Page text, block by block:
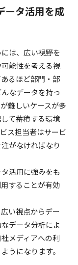
ータ活用を成
は、広い視野を
能性を考える視
るほど部門・部
なデータを持っ
難しいケースが多
て蓄積する環境
ス担当者はサービ
がなければなり
活用に強みをも
することが有効
い視点からデー
データ分析によ
メディアへの利
うになります。